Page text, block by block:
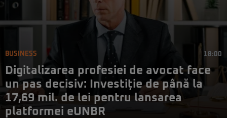
BUSINESS 18:00
Digitalizarea profesiei de avocat face
un pas decisiv: Investiție de până la
17,69 mil. de lei pentru lansarea
platformei eUNBR